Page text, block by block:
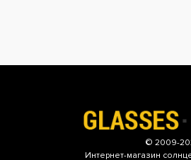
© 2009-
Интернет-магазин